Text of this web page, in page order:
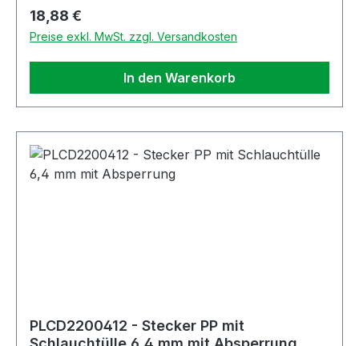
Regulärer Preis:
18,88 €
Preise exkl. MwSt. zzgl. Versandkosten
In den Warenkorb
PLCD2200412 - Stecker PP mit